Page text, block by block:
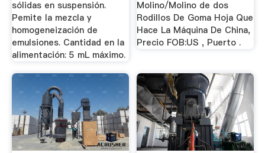
sólidas en suspensión.
Pemite la mezcla y
homogeneización de
emulsiones. Cantidad en la
alimentación: 5 mL máximo.
Molino/Molino de dos
Rodillos De Goma Hoja Que
Hace La Máquina De China,
Precio FOB:US , Puerto .